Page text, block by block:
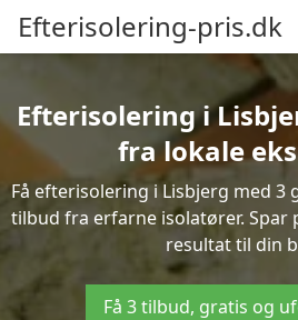
Efterisolering-pris.dk
Efterisolering i
fra lokale
Få efterisolering i Lisbjerg med
tilbud fra erfarne isolatører. Spar
resultat til din
Få 3 tilbud, gratis og